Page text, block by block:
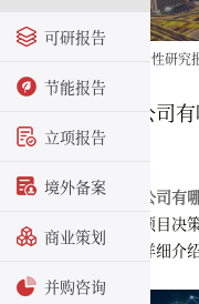
可研报告
节能报告
立项报告
境外备案
商业策划
并购咨询
可行性研究
写可研报告的公司有
2025-06-27
写可研报告的公司有
节，可研报告它是项目决
司有哪些？本文将详细介